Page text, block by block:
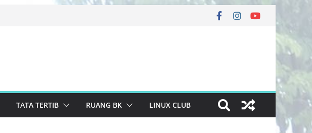
TATA TERTIB RUANG BK LINUX CLUB